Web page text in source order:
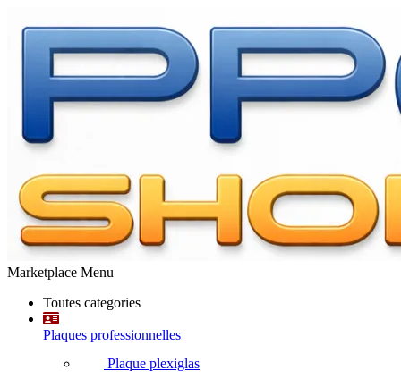
Marketplace Menu
Toutes categories
Plaques professionnelles
Plaque plexiglas